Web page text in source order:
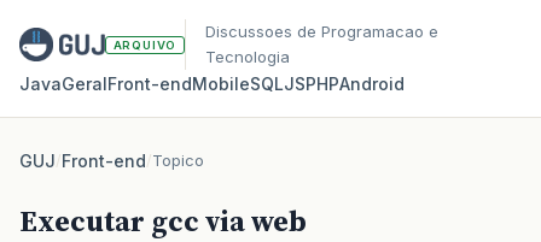
ARQUIVO
Discussoes de Programacao e
Tecnologia
JavaGeralFront‑endMobileSQLJSPHPAndroid
GUJ/Front-end/Topico
Executar gcc via web